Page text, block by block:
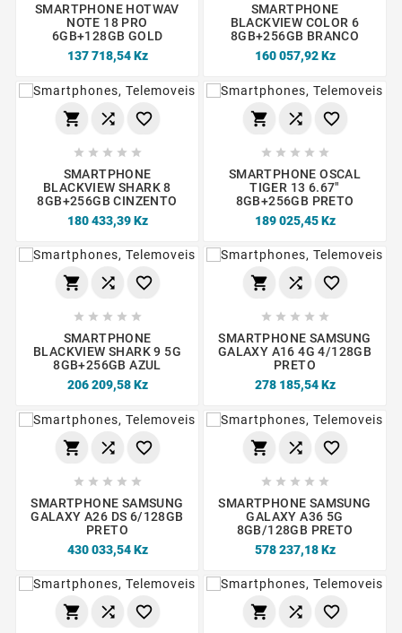
SMARTPHONE HOTWAV
NOTE 18 PRO
6GB+128GB GOLD
137 718,54 Kz
SMARTPHONE
BLACKVIEW COLOR 6
8GB+256GB BRANCO
160 057,92 Kz
  
    
SMARTPHONE
BLACKVIEW SHARK 8
8GB+256GB CINZENTO
180 433,39 Kz
  
    
SMARTPHONE OSCAL
TIGER 13 6.67"
8GB+256GB PRETO
189 025,45 Kz
  
    
SMARTPHONE
BLACKVIEW SHARK 9 5G
8GB+256GB AZUL
206 209,58 Kz
  
    
SMARTPHONE SAMSUNG
GALAXY A16 4G 4/128GB
PRETO
278 185,54 Kz
  
    
SMARTPHONE SAMSUNG
GALAXY A26 DS 6/128GB
PRETO
430 033,54 Kz
  
    
SMARTPHONE SAMSUNG
GALAXY A36 5G
8GB/128GB PRETO
578 237,18 Kz
     